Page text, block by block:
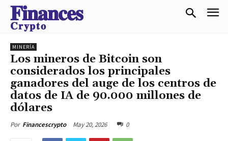
𝐅𝐢𝐧𝐚𝐧𝐜𝐞𝐬
𝐂𝐫𝐲𝐩𝐭𝐨
MINERÍA
Los mineros de Bitcoin son
considerados los principales
ganadores del auge de los centros de
datos de IA de 90.000 millones de
dólares
Por Financescrypto May 20, 2026 0